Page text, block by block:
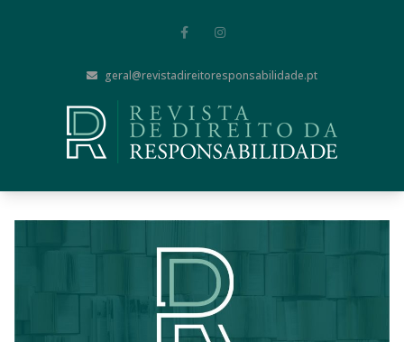
geral@revistadireitoresponsabilidade.pt